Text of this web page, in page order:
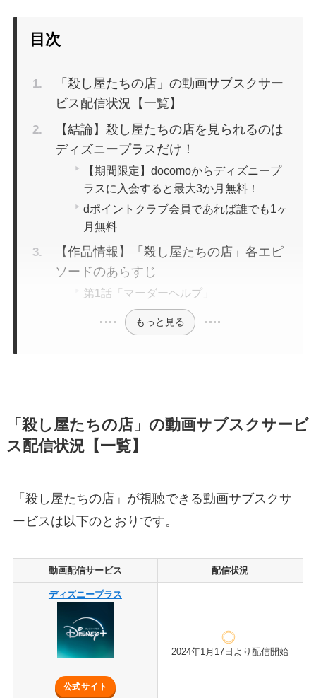
目次
「殺し屋たちの店」の動画サブスクサー
ビス配信状況【一覧】
【結論】殺し屋たちの店を見られるのは
ディズニープラスだけ！
【期間限定】docomoからディズニープ
ラスに入会すると最大3か月無料！
dポイントクラブ会員であれば誰でも1ヶ
月無料
【作品情報】「殺し屋たちの店」各エピ
ソードのあらすじ
第1話「マーダーヘルプ」
もっと見る
「殺し屋たちの店」の動画サブスクサービ
ス配信状況【一覧】
「殺し屋たちの店」が視聴できる動画サブスクサ
ービスは以下のとおりです。
動画配信サービス 配信状況
ディズニープラス
公式サイト
2024年1月17日より配信開始